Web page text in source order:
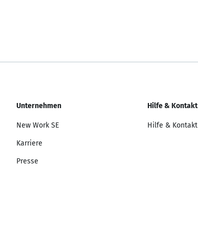
Unternehmen
New Work SE
Karriere
Presse
Hilfe & Kontakt
Hilfe & Kontakt